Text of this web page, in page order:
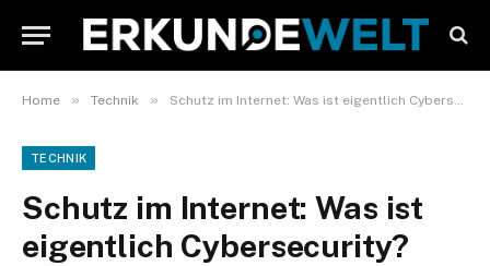
Home » Technik » Schutz im Internet: Was ist eigentlich Cybersecurity?
TECHNIK
Schutz im Internet: Was ist
eigentlich Cybersecurity?